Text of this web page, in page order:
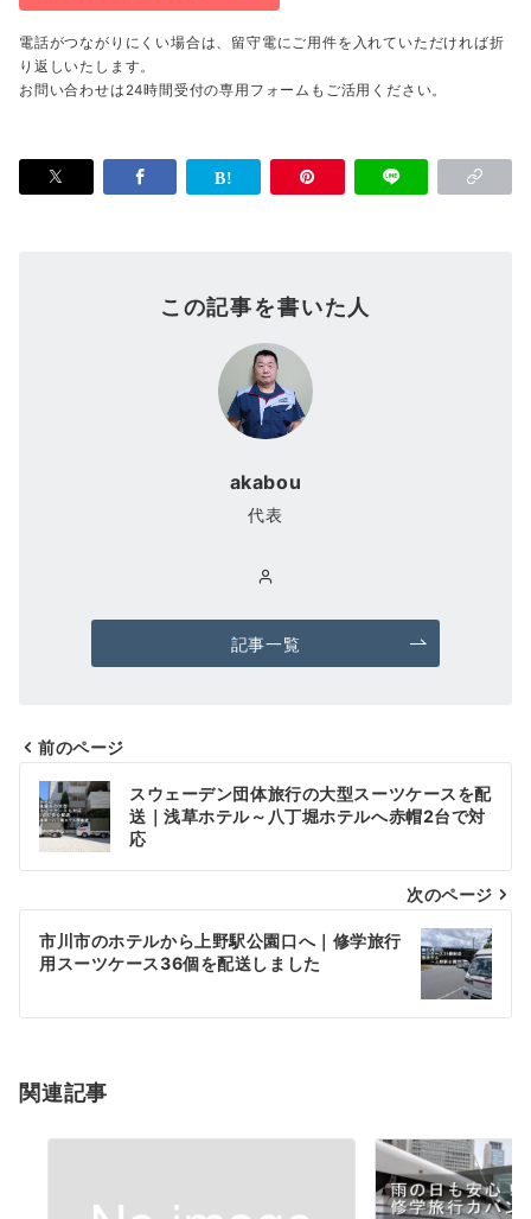
電話がつながりにくい場合は、留守電にご用件を入れていただければ折
り返しいたします。
お問い合わせは24時間受付の専用フォームもご活用ください。
この記事を書いた人
akabou
代表
記事一覧
投
稿
ナ
ビ
ゲ
ー
シ
ン
前のページ
スウェーデン団体旅行の大型スーツケースを配
送｜浅草ホテル～八丁堀ホテルへ赤帽2台で対
応
次のページ
市川市のホテルから上野駅公園口へ｜修学旅行
用スーツケース36個を配送しました
関連記事